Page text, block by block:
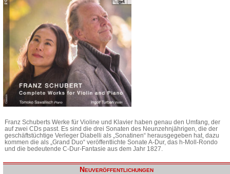
Franz Schuberts Werke für Violine und Klavier haben genau den Umfang, der
auf zwei CDs passt. Es sind die drei Sonaten des Neunzehnjährigen, die der
geschäftstüchtige Verleger Diabelli als „Sonatinen“ herausgegeben hat, dazu
kommen die als „Grand Duo“ veröffentlichte Sonate A-Dur, das h-Moll-Rondo
und die bedeutende C-Dur-Fantasie aus dem Jahr 1827.
Neuveröffentlichungen